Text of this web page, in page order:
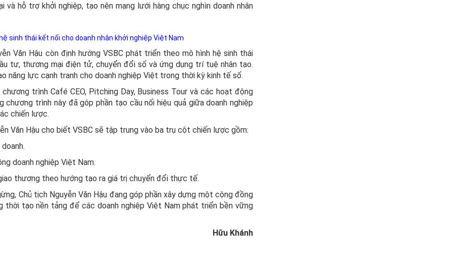
hỗ trợ khởi nghiệp, tạo nên mạng lưới hàng chục nghìn doanh nhân
sinh thái kết nối cho doanh nhân khởi nghiệp Việt Nam
Văn Hậu còn định hướng VSBC phát triển theo mô hình hệ sinh thái
tư, thương mại điện tử, chuyển đổi số và ứng dụng trí tuệ nhân tạo.
năng lực cạnh tranh cho doanh nghiệp Việt trong thời kỳ kinh tế số.
trình Café CEO, Pitching Day, Business Tour và các hoạt động
trình này đã góp phần tạo cầu nối hiệu quả giữa doanh nghiệp
chiến lược.
Văn Hậu cho biết VSBC sẽ tập trung vào ba trụ cột chiến lược gồm:
doanh nghiệp Việt Nam.
thương theo hướng tạo ra giá trị chuyển đổi thực tế.
Chủ tịch Nguyễn Văn Hậu đang góp phần xây dựng một cộng đồng
thời tạo nền tảng để các doanh nghiệp Việt Nam phát triển bền vững
Hữu Khánh